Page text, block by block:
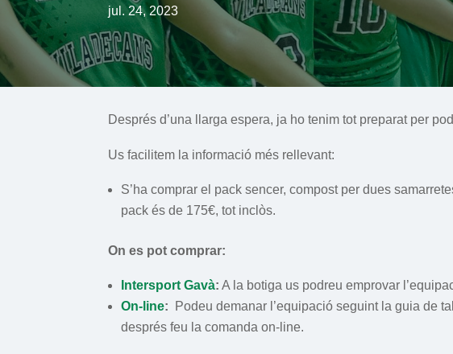
jul. 24, 2023
Després d’una llarga espera, ja ho tenim tot preparat per
Us facilitem la informació més rellevant:
S’ha comprar el pack sencer, compost per dues
pack és de 175€, tot inclòs.
On es pot comprar:
Intersport Gavà: A la botiga us podreu emprovar
On-line:
Podeu demanar l’equipació seguint la guia de
després feu la comanda on-line.